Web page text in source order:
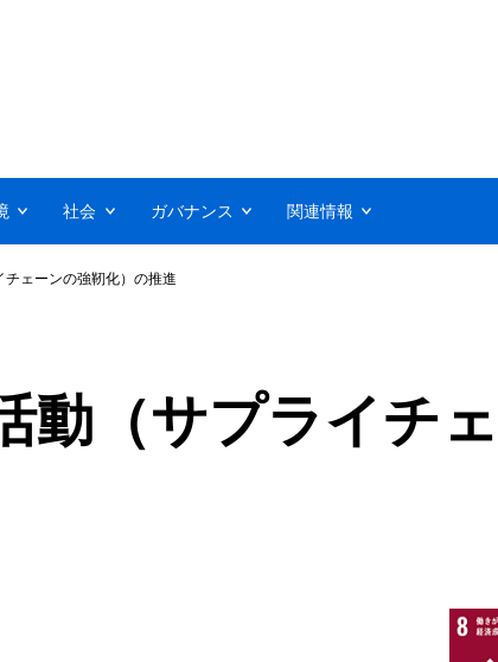
社会 ガバナンス 関連情報
ェーンの強靭化）の推進
動（サプライチ